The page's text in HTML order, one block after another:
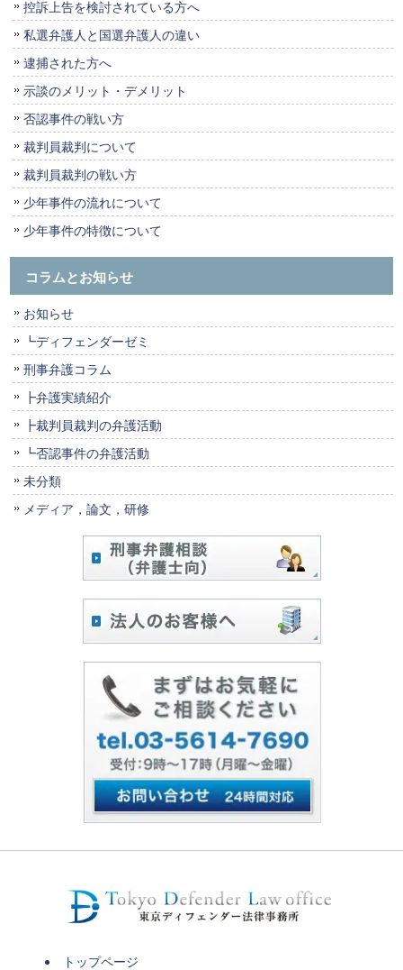
控訴上告を検討されている方へ
私選弁護人と国選弁護人の違い
逮捕された方へ
示談のメリット・デメリット
否認事件の戦い方
裁判員裁判について
裁判員裁判の戦い方
少年事件の流れについて
少年事件の特徴について
コラムとお知らせ
お知らせ
┗ディフェンダーゼミ
刑事弁護コラム
┣弁護実績紹介
┣裁判員裁判の弁護活動
┗否認事件の弁護活動
未分類
メディア，論文，研修
トップページ